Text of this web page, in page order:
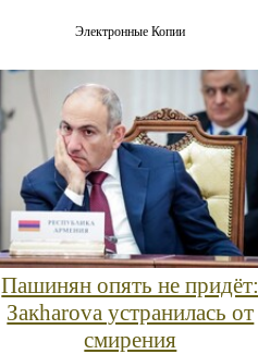
Электронные Копии
Пашинян опять не придёт:
Закharova устранилась от
смирения